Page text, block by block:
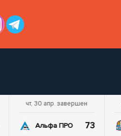
чт, 30 апр. завершен
Альфа ПРО 73